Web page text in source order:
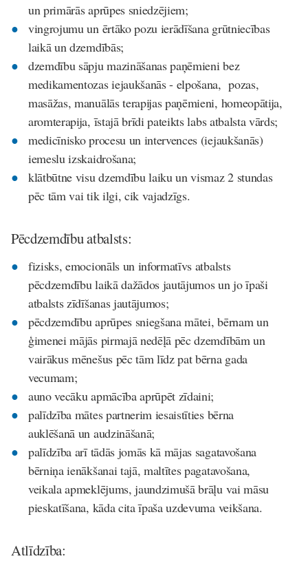
un primārās aprūpes sniedzējiem;
vingrojumu un ērtāko pozu ierādīšana grūtniecības
laikā un dzemdībās;
dzemdību sāpju mazināšanas paņēmieni bez
medikamentozas iejaukšanās - elpošana, pozas,
masāžas, manuālās terapijas paņēmieni, homeopātija,
aromterapija, īstajā brīdi pateikts labs atbalsta vārds;
medicīnisko procesu un intervences (iejaukšanās)
iemeslu izskaidrošana;
klātbūtne visu dzemdību laiku un vismaz 2 stundas
pēc tām vai tik ilgi, cik vajadzīgs.
Pēcdzemdību atbalsts:
fizisks, emocionāls un informatīvs atbalsts
pēcdzemdību laikā dažādos jautājumos un jo īpaši
atbalsts zīdīšanas jautājumos;
pēcdzemdību aprūpes sniegšana mātei, bērnam un
ģimenei mājās pirmajā nedēļā pēc dzemdībām un
vairākus mēnešus pēc tām līdz pat bērna gada
vecumam;
auno vecāku apmācība aprūpēt zīdaini;
palīdzība mātes partnerim iesaistīties bērna
auklēšanā un audzināšanā;
palīdzība arī tādās jomās kā mājas sagatavošana
bērniņa ienākšanai tajā, maltītes pagatavošana,
veikala apmeklējums, jaundzimušā brāļu vai māsu
pieskatīšana, kāda cita īpaša uzdevuma veikšana.
Atlīdzība: